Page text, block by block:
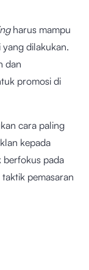
harus mampu
dilakukan.
dan
promosi di
cara paling
kepada
pada
pemasaran